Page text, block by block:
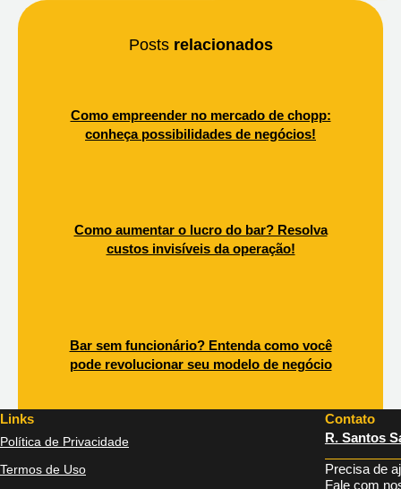
Posts relacionados
Como empreender no mercado de chopp:
conheça possibilidades de negócios!
Como aumentar o lucro do bar? Resolva
custos invisíveis da operação!
Bar sem funcionário? Entenda como você
pode revolucionar seu modelo de negócio
Links
Política de Privacidade
Termos de Uso
Contato
R. Santos
Precisa de
Fale com